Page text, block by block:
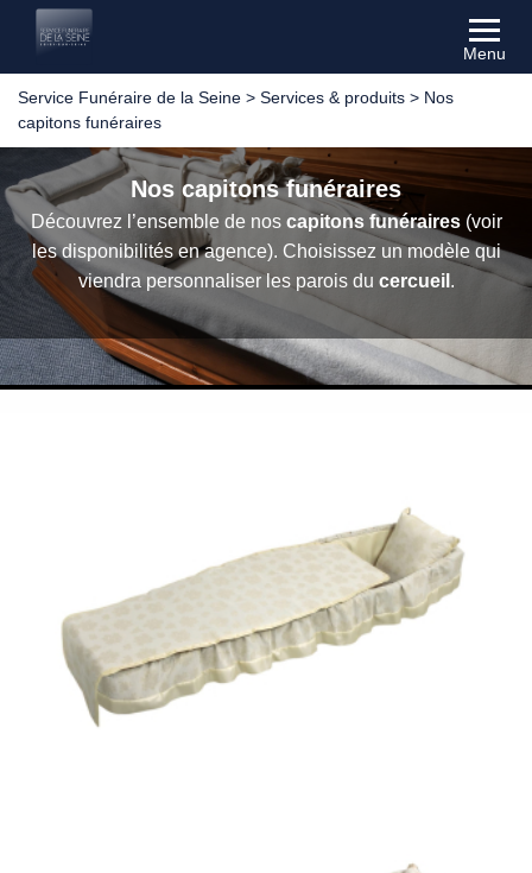
Menu
Service Funéraire de la Seine > Services & produits > Nos
capitons funéraires
Nos capitons funéraires
Découvrez l’ensemble de nos capitons funéraires(voir
les disponibilités en agence). Choisissez un modèle qui
viendra personnaliser les parois du cercueil .